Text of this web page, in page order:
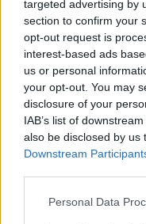
targeted advertising by
section to confirm your
opt-out request is
interest-based ads
us or personal
your opt-out. You may
disclosure of your
IAB’s list of
also be disclosed by us
Downstream
Please note that this
Personal Data